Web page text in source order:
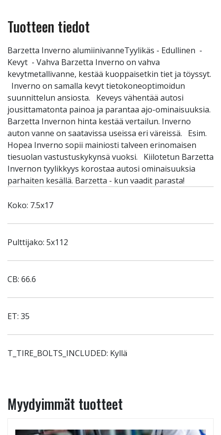
Tuotteen tiedot
Barzetta Inverno alumiinivanneTyylikäs - Edullinen -
Kevyt - Vahva Barzetta Inverno on vahva
kevytmetallivanne, kestää kuoppaisetkin tiet ja töyssyt.
Inverno on samalla kevyt tietokoneoptimoidun
suunnittelun ansiosta. Keveys vähentää autosi
jousittamatonta painoa ja parantaa ajo-ominaisuuksia.
Barzetta Invernon hinta kestää vertailun. Inverno
auton vanne on saatavissa useissa eri väreissä. Esim.
Hopea Inverno sopii mainiosti talveen erinomaisen
tiesuolan vastustuskykynsä vuoksi. Kiilotetun Barzetta
Invernon tyylikkyys korostaa autosi ominaisuuksia
parhaiten kesällä. Barzetta - kun vaadit parasta!
Koko: 7.5x17
Pulttijako: 5x112
CB: 66.6
ET: 35
T_TIRE_BOLTS_INCLUDED: Kyllä
Myydyimmät tuotteet